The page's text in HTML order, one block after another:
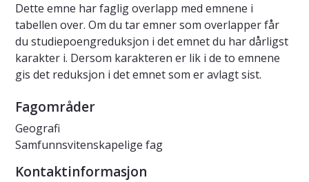
Dette emne har faglig overlapp med emnene i
tabellen over. Om du tar emner som overlapper får
du studiepoengreduksjon i det emnet du har dårligst
karakter i. Dersom karakteren er lik i de to emnene
gis det reduksjon i det emnet som er avlagt sist.
Fagområder
Geografi
Samfunnsvitenskapelige fag
Kontaktinformasjon